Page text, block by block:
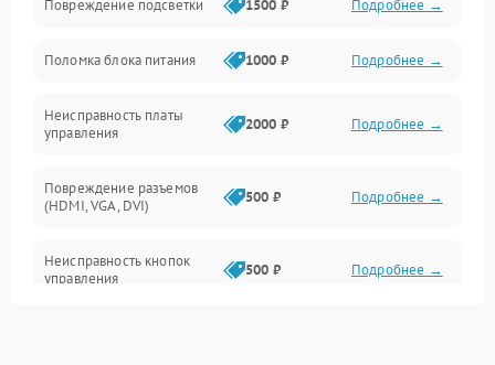
Неисправность звука
Механические повреждения
Повреждение подсветки 1500 ₽ Подробнее →
Поломка блока питания 1000 ₽ Подробнее →
Неисправность платы
управления
2000 ₽ Подробнее →
Повреждение разъемов
(HDMI, VGA, DVI)
500 ₽ Подробнее →
Неисправность кнопок
управления
500 ₽ Подробнее →